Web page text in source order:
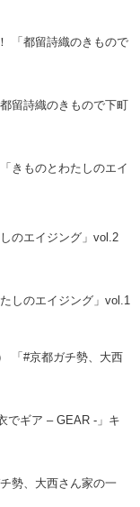
「都留詩織のきもので
留詩織のきもので下町
きものとわたしのエイ
のエイジング」vol.2
しのエイジング」vol.1
「#京都ガチ勢、大西
でギア – GEAR -」キ
勢、大西さん家の一